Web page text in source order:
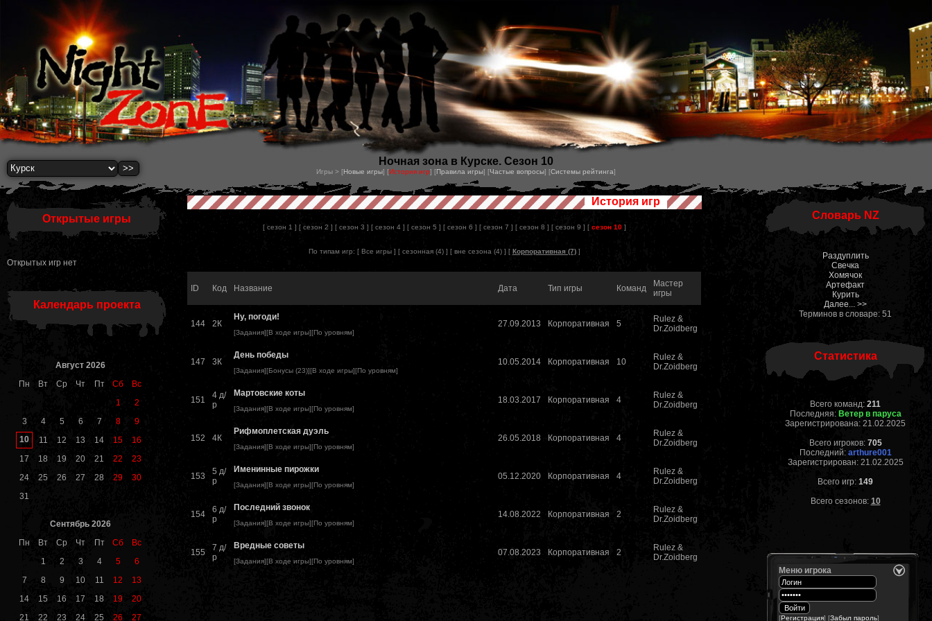
Ночная зона в Курске. Сезон 10
Игры > [Новые игры] [История игр] [Правила игры] [Частые вопросы] [Системы рейтинга]
Открытые игры
Открытых игр нет
Календарь проекта
Август 2026
Пн
Вт Ср Чт Пт Сб
Вс
1
2
3
4 5 6 7 8
9
10
11 12 13 14 15
16
17
18 19 20 21 22
23
24
25 26 27 28 29
30
31
Сентябрь 2026
Пн
Вт Ср Чт Пт Сб
Вс
1
2 3 4 5
6
7
8 9 10 11 12
13
14
15 16 17 18 19
20
21
22 23 24 25 26 27
История игр
[ сезон 1 ] [ сезон 2 ] [ сезон 3 ] [ сезон 4 ] [ сезон 5 ] [ сезон 6 ] [ сезон 7 ] [ сезон 8 ] [ сезон 9 ] [ сезон 10 ]
По типам игр: [ Все игры ] [ сезонная (4)] [ вне сезона (4)] [ Корпоративная (7)]
ID Код Название Дата Тип игры Команд
Мастер
игры
144 2К
Ну, погоди!
[Задания][В ходе игры][По уровням]
27.09.2013 Корпоративная 5
Rulez &
Dr.Zoidberg
147 3К
День победы
[Задания][Бонусы (23)][В ходе игры][По уровням]
10.05.2014 Корпоративная 10
Rulez &
Dr.Zoidberg
151
4 д/
р
Мартовские коты
[Задания][В ходе игры][По уровням]
18.03.2017 Корпоративная 4
Rulez &
Dr.Zoidberg
152 4К
Рифмоплетская дуэль
[Задания][В ходе игры][По уровням]
26.05.2018 Корпоративная 4
Rulez &
Dr.Zoidberg
153
5 д/
р
Именинные пирожки
[Задания][В ходе игры][По уровням]
05.12.2020 Корпоративная 4
Rulez &
Dr.Zoidberg
154
6 д/
р
Последний звонок
[Задания][В ходе игры][По уровням]
14.08.2022 Корпоративная 2
Rulez &
Dr.Zoidberg
155
7 д/
р
Вредные советы
[Задания][В ходе игры][По уровням]
07.08.2023 Корпоративная 2
Rulez &
Dr.Zoidberg
Словарь NZ
Раздуплить
Свечка
Хомячок
Артефакт
Курить
Далее... >>
Терминов в словаре: 51
Статистика
Всего команд: 211
Последняя: Ветер в паруса
Зарегистрирована: 21.02.2025
Всего игроков: 705
Последний: arthure001
Зарегистрирован: 21.02.2025
Всего игр: 149
Всего сезонов: 10
Меню игрока
[Регистрация] [Забыл пароль]